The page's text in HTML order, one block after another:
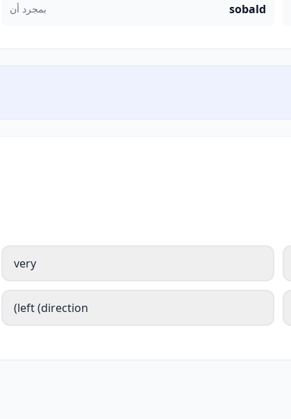
sobald بمجرد أن
very
left (direction)